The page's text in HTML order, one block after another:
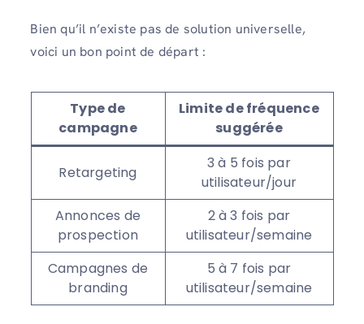
Bien qu’il n’existe pas de solution universelle,
voici un bon point de départ :
Type de
campagne
Limite de fréquence
suggérée
Retargeting
3 à 5 fois par
utilisateur/jour
Annonces de
prospection
2 à 3 fois par
utilisateur/semaine
Campagnes de
branding
5 à 7 fois par
utilisateur/semaine